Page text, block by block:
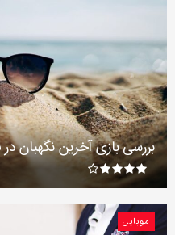
بررسی بازی آخرین نگهبان در PS5
موبایل